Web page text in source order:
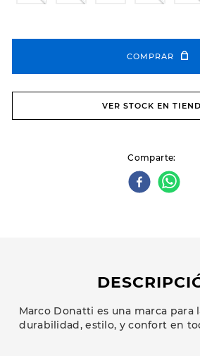
COMPRAR
VER STOCK EN
Comparte
Marco Donatti es una marca para
durabilidad, estilo, y confort en